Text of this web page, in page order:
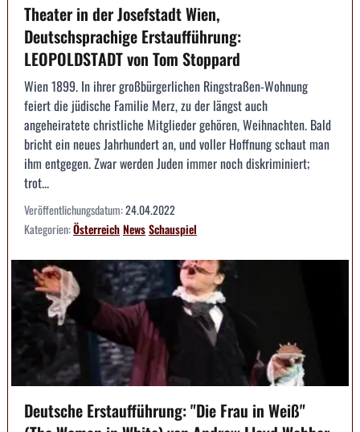
Theater in der Josefstadt Wien,
Deutschsprachige Erstaufführung:
LEOPOLDSTADT von Tom Stoppard
Wien 1899. In ihrer großbürgerlichen Ringstraßen-Wohnung
feiert die jüdische Familie Merz, zu der längst auch
angeheiratete christliche Mitglieder gehören, Weihnachten. Bald
bricht ein neues Jahrhundert an, und voller Hoffnung schaut man
ihm entgegen. Zwar werden Juden immer noch diskriminiert;
trot...
Veröffentlichungsdatum:24.04.2022
Kategorien:ÖsterreichNewsSchauspiel
Deutsche Erstaufführung: "Die Frau in Weiß"